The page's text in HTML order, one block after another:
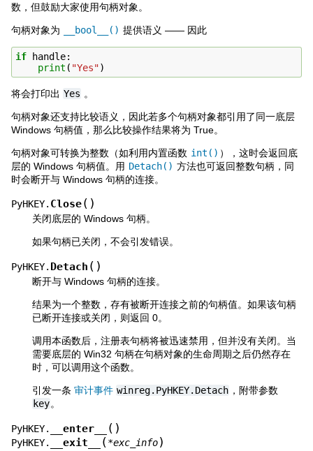
数，但鼓励大家使用句柄对象。
句柄对象为 __bool__() 提供语义 —— 因此
if handle:
print ( "Yes")
将会打印出 Yes 。
句柄对象还支持比较语义，因此若多个句柄对象都引用了同一底层
Windows 句柄值，那么比较操作结果将为 True。
句柄对象可转换为整数（如利用内置函数 int() ），这时会返回底
层的 Windows 句柄值。用 Detach() 方法也可返回整数句柄，同
时会断开与 Windows 句柄的连接。
PyHKEY. Close( )
关闭底层的 Windows 句柄。
如果句柄已关闭，不会引发错误。
PyHKEY. Detach ( )
断开与 Windows 句柄的连接。
结果为一个整数，存有被断开连接之前的句柄值。如果该句柄
已断开连接或关闭，则返回 0。
调用本函数后，注册表句柄将被迅速禁用，但并没有关闭。当
需要底层的 Win32 句柄在句柄对象的生命周期之后仍然存在
时，可以调用这个函数。
引发一条 审计事件 winreg.PyHKEY.Detach ，附带参数
key。
PyHKEY. __enter__ ( )
PyHKEY. __exit__ (*exc_info)